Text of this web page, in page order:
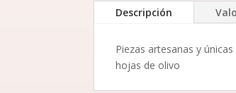
Descripción
Piezas artesanas y
hojas de olivo